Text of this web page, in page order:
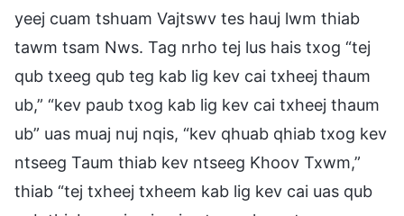
yeej cuam tshuam Vajtswv tes hauj lwm thiab
tawm tsam Nws. Tag nrho tej lus hais txog “tej
qub txeeg qub teg kab lig kev cai txheej thaum
ub,” “kev paub txog kab lig kev cai txheej thaum
ub” uas muaj nuj nqis, “kev qhuab qhiab txog kev
ntseeg Taum thiab kev ntseeg Khoov Txwm,”
thiab “tej txheej txheem kab lig kev cai uas qub